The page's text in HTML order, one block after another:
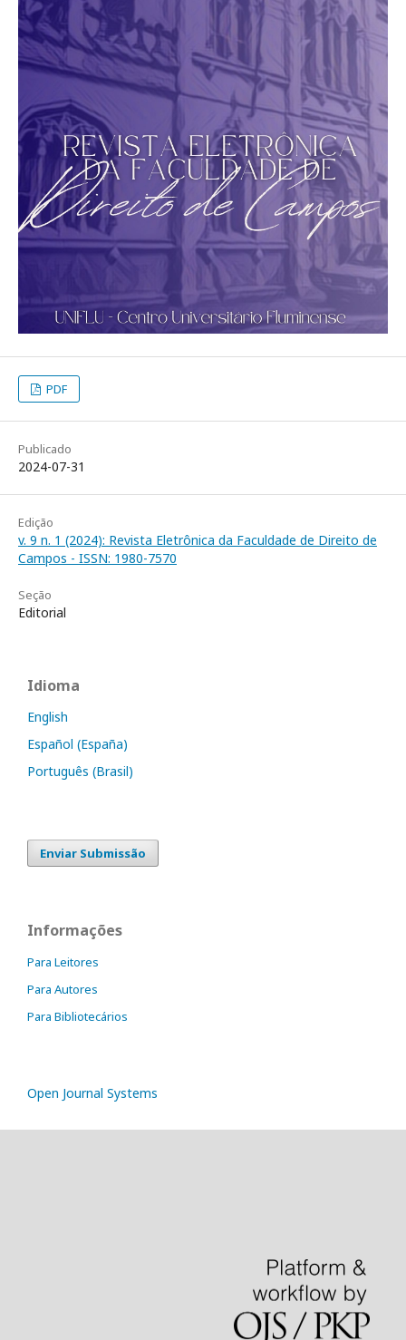
PDF
Publicado
2024-07-31
Edição
v. 9 n. 1 (2024): Revista Eletrônica da Faculdade de Direito de
Campos - ISSN: 1980-7570
Seção
Editorial
Idioma
English
Español (España)
Português (Brasil)
Enviar Submissão
Informações
Para Leitores
Para Autores
Para Bibliotecários
Open Journal Systems